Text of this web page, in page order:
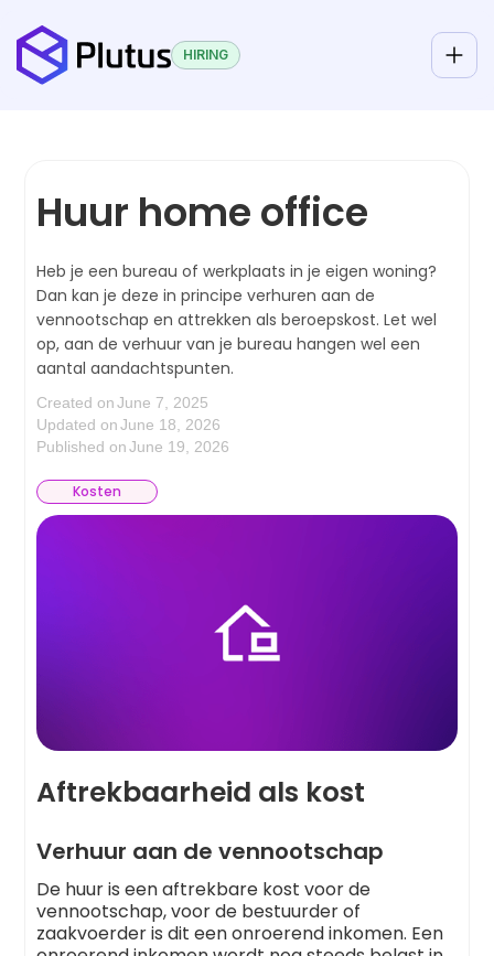
HIRING
Huur home office
Heb je een bureau of werkplaats in je eigen woning?
Dan kan je deze in principe verhuren aan de
vennootschap en attrekken als beroepskost. Let wel
op, aan de verhuur van je bureau hangen wel een
aantal aandachtspunten.
Created on June 7, 2025
Updated on June 18, 2026
Published on June 19, 2026
Kosten
Aftrekbaarheid als kost
Verhuur aan de vennootschap
De huur is een aftrekbare kost voor de
vennootschap, voor de bestuurder of
zaakvoerder is dit een onroerend inkomen. Een